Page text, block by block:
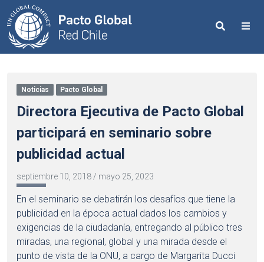
Search
Noticias Pacto Global
Directora Ejecutiva de Pacto Global
participará en seminario sobre
publicidad actual
septiembre 10, 2018 / mayo 25, 2023
En el seminario se debatirán los desafíos que tiene la
publicidad en la época actual dados los cambios y
exigencias de la ciudadanía, entregando al público tres
miradas, una regional, global y una mirada desde el
punto de vista de la ONU, a cargo de Margarita Ducci